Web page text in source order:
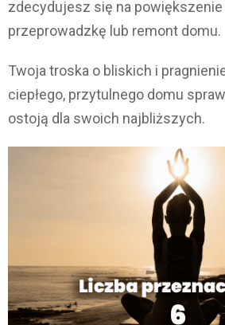
zdecydujesz się na powiększenie
przeprowadzkę lub remont domu.
Twoja troska o bliskich i
ciepłego, przytulnego domu
ostoją dla swoich najbliższych.